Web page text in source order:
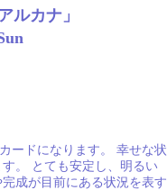
ルカナ」
ードになります。 幸せな状
。 とても安定し、明るい
成が目前にある状況を表す